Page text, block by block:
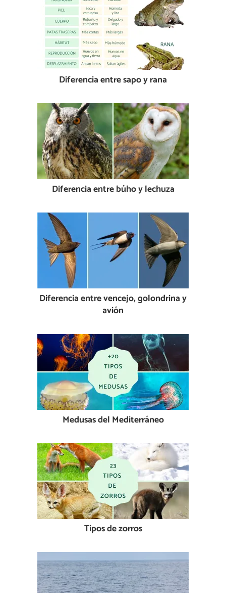
Diferencia entre sapo y rana
Diferencia entre búho y lechuza
Diferencia entre vencejo, golondrina y
avión
Medusas del Mediterráneo
Tipos de zorros